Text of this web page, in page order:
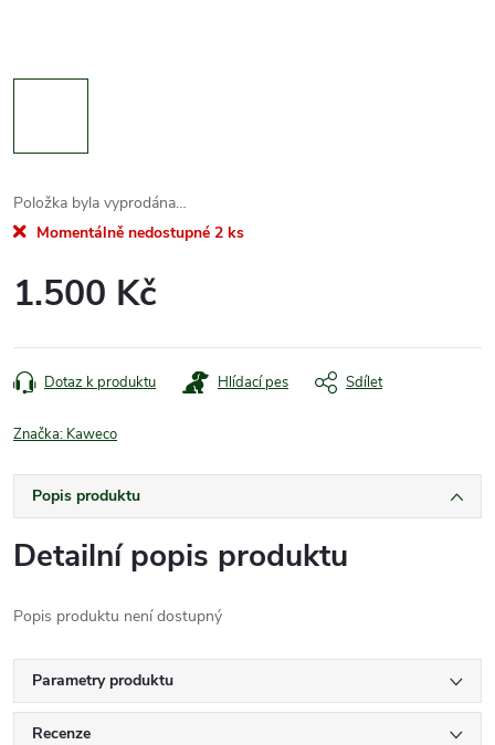
Položka byla vyprodána…
Momentálně nedostupné 2 ks
1.500 Kč
cena:
Dotaz k produktu Hlídací pes Sdílet
Značka: Kaweco
Popis produktu
Detailní popis produktu
Popis produktu není dostupný
Parametry produktu
Recenze